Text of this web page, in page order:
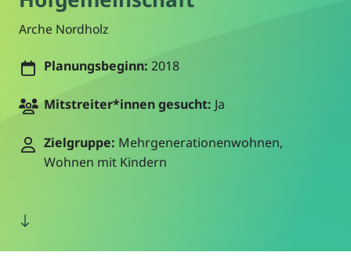
Arche Nordholz
Planungsbeginn: 2018
Mitstreiter*innen gesucht: Ja
Zielgruppe: Mehrgenerationenwohnen,
Wohnen mit Kindern